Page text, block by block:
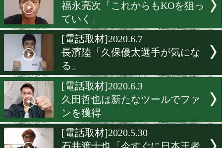
(電話取材)竹田梓「まずは
ランカーを目指す」
[電話取材]2020.6.10
中村勝彦氏「パフォーマン
落とさない準備をしている
[電話取材]2020.6.8
福永亮次「これからもKO
ていく」